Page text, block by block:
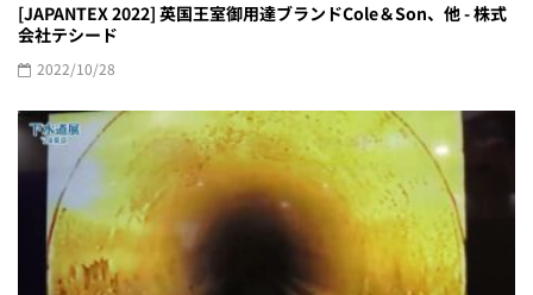
[JAPANTEX 2022] 英国王室御用達ブランドCole＆Son、他 - 株式
会社テシード
2022/10/28